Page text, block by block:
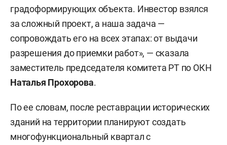
градоформирующих объекта. Инвестор взялся
за сложный проект, а наша задача —
сопровождать его на всех этапах: от выдачи
разрешения до приемки работ», — сказала
заместитель председателя комитета РТ по ОКН
Наталья Прохорова.
По ее словам, после реставрации исторических
зданий на территории планируют создать
многофункциональный квартал с